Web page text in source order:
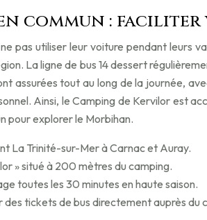
commun :
pas utiliser leur voiture pendant leurs
La ligne de bus 14 dessert
assurées tout au long de la journée,
Ainsi, le Camping de Kervilor est
pour explorer le Morbihan.
La Trinité-sur-Mer à Carnac et Auray.
» situé à 200 mètres du camping.
toutes les 30 minutes en haute saison.
des tickets de bus directement auprès du